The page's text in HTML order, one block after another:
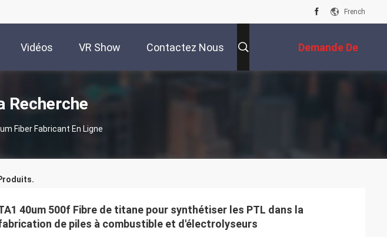
French
Vidéos VR Show Contactez Nous Demande De
Soumission
Recherche
Fiber Fabricant En Ligne
40um 500f Fibre de titane pour synthétiser les PTL dans la
de piles à combustible et d'électrolyseurs